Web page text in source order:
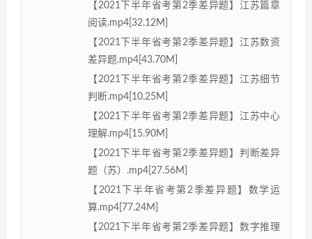
【2021下半年省考第2季差异题】江苏篇章
阅读.mp4[32.12M]
【2021下半年省考第2季差异题】江苏数资
差异题.mp4[43.70M]
【2021下半年省考第2季差异题】江苏细节
判断.mp4[10.25M]
【2021下半年省考第2季差异题】江苏中心
理解.mp4[15.90M]
【2021下半年省考第2季差异题】判断差异
题（苏）.mp4[27.56M]
【2021下半年省考第2季差异题】数学运
算.mp4[77.24M]
【2021下半年省考第2季差异题】数字推理